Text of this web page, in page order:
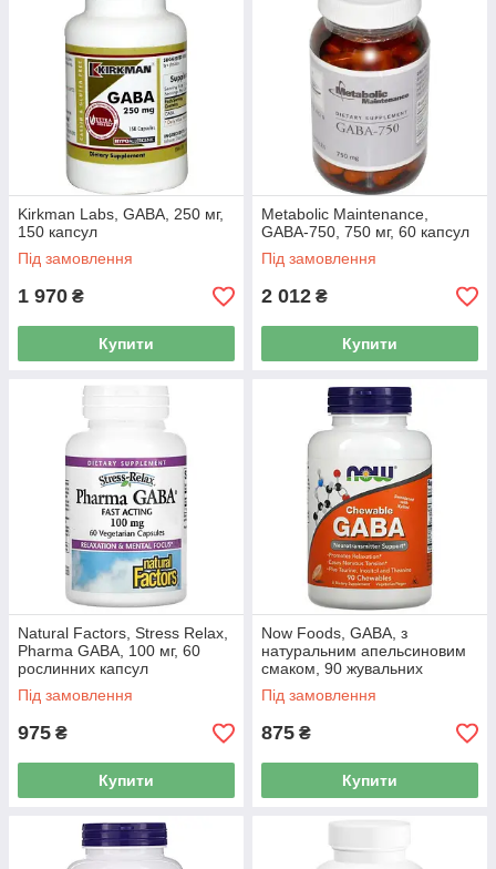
Kirkman Labs, GABA, 250 мг,
150 капсул
Під замовлення
1 970 ₴
Купити
Metabolic Maintenance,
GABA-750, 750 мг, 60 капсул
Під замовлення
2 012 ₴
Купити
Natural Factors, Stress Relax,
Pharma GABA, 100 мг, 60
рослинних капсул
Під замовлення
975 ₴
Купити
Now Foods, GABA, з
натуральним апельсиновим
смаком, 90 жувальних
таблеток
Під замовлення
875 ₴
Купити